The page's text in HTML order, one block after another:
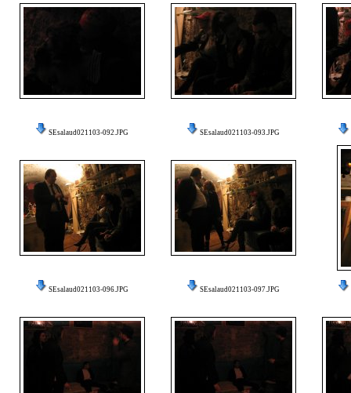
SEsalaud021103-092.JPG SEsalaud021103-093.JPG
SEsalaud021103-096.JPG SEsalaud021103-097.JPG